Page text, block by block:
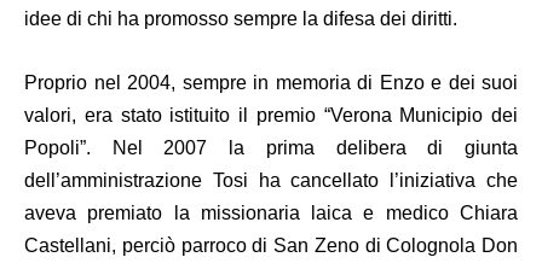
idee di chi ha promosso sempre la difesa dei diritti.
Proprio nel 2004, sempre in memoria di Enzo e dei suoi
valori, era stato istituito il premio “Verona Municipio dei
Popoli”. Nel 2007 la prima delibera di giunta
dell’amministrazione Tosi ha cancellato l’iniziativa che
aveva premiato la missionaria laica e medico Chiara
Castellani, perciò parroco di San Zeno di Colognola Don